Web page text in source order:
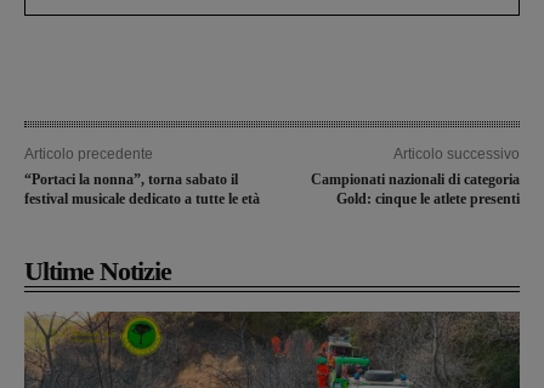
Articolo precedente
“Portaci la nonna”, torna sabato il
festival musicale dedicato a tutte le età
Articolo successivo
Campionati nazionali di categoria
Gold: cinque le atlete presenti
Ultime Notizie